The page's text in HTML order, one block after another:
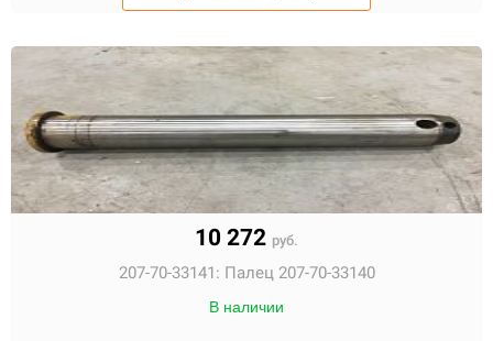
10 272 руб.
207-70-33141: Палец 207-70-33140
В наличии